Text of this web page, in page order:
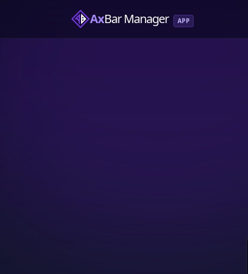
AxBar Manager APP